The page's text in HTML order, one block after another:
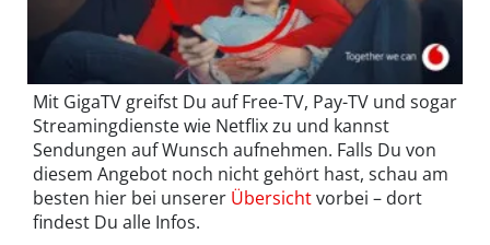
Mit GigaTV greifst Du auf Free-TV, Pay-TV und sogar
Streamingdienste wie Netflix zu und kannst
Sendungen auf Wunsch aufnehmen. Falls Du von
diesem Angebot noch nicht gehört hast, schau am
besten hier bei unserer Übersichtvorbei – dort
findest Du alle Infos.